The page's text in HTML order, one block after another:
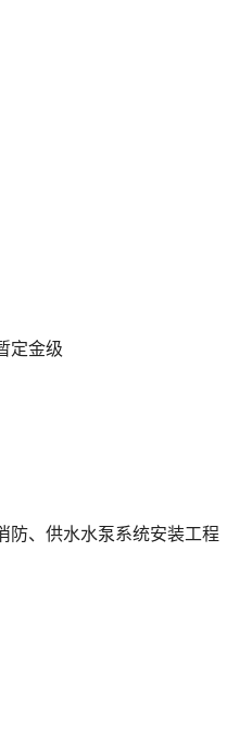
定金级
防、供水水泵系统安装工程